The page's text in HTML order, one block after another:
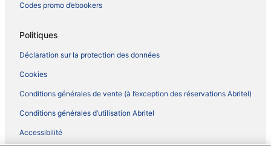
Codes promo d’ebookers
Politiques
Déclaration sur la protection des données
Cookies
Conditions générales de vente (à l’exception des réservations Abritel)
Conditions générales d’utilisation Abritel
Accessibilité